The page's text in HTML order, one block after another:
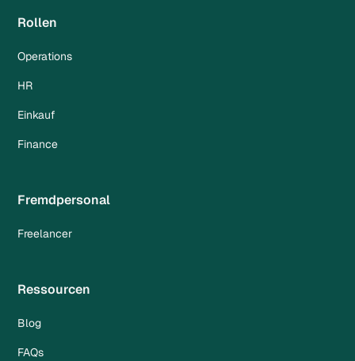
Rollen
Operations
HR
Einkauf
Finance
Fremdpersonal
Freelancer
Ressourcen
Blog
FAQs